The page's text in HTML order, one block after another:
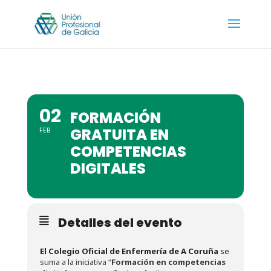
02
FEB
FORMACIÓN
GRATUITA EN
COMPETENCIAS
DIGITALES
Detalles del evento
El Colegio Oficial de Enfermería de A Coruña se
suma a la iniciativa “Formación en competencias